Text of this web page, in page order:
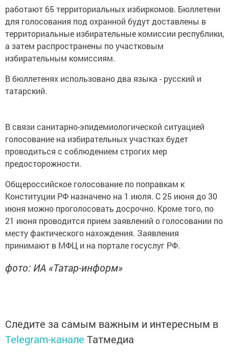
работают 65 территориальных избиркомов. Бюллетени
для голосования под охранной будут доставлены в
территориальные избирательные комиссии республики,
а затем распространены по участковым
избирательным комиссиям.
В бюллетенях использовано два языка - русский и
татарский.
В связи санитарно-эпидемиологической ситуацией
голосование на избирательных участках будет
проводиться с соблюдением строгих мер
предосторожности.
Общероссийское голосование по поправкам к
Конституции РФ назначено на 1 июля. С 25 июня до 30
июня можно проголосовать досрочно. Кроме того, по
21 июня проводится прием заявлений о голосовании по
месту фактического нахождения. Заявления
принимают в МФЦ и на портале госуслуг РФ.
фото: ИА «Татар-информ»
Следите за самым важным и интересным в
Telegram-канале Татмедиа